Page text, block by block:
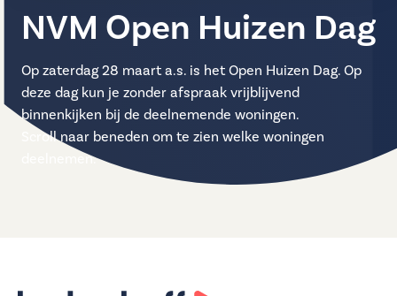
NVM Open Huizen Dag
Op zaterdag 28 maart a.s. is het Open Huizen Dag. Op
deze dag kun je zonder afspraak vrijblijvend
binnenkijken bij de deelnemende woningen.
Scroll naar beneden om te zien welke woningen
deelnemen.